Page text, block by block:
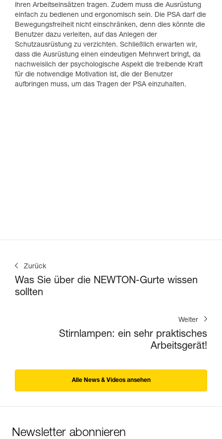
ihren Arbeitseinsätzen tragen. Zudem muss die Ausrüstung
einfach zu bedienen und ergonomisch sein. Die PSA darf die
Bewegungsfreiheit nicht einschränken, denn dies könnte die
Benutzer dazu verleiten, auf das Anlegen der
Schutzausrüstung zu verzichten. Schließlich erwarten wir,
dass die Ausrüstung einen eindeutigen Mehrwert bringt, da
nachweislich der psychologische Aspekt die treibende Kraft
für die notwendige Motivation ist, die der Benutzer
aufbringen muss, um das Tragen der PSA einzuhalten.
Zurück
Was Sie über die NEWTON-Gurte wissen
sollten
Weiter
Stirnlampen: ein sehr praktisches
Arbeitsgerät!
Alle News & Videos ansehen
Newsletter abonnieren